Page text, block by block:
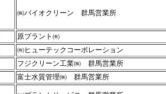
㈱バイオクリーン 群馬営業所
原プラント㈲
㈲ヒューテックコーポレーション
フジクリーン工業㈱ 群馬営業所
富士水質管理㈱ 群馬営業所